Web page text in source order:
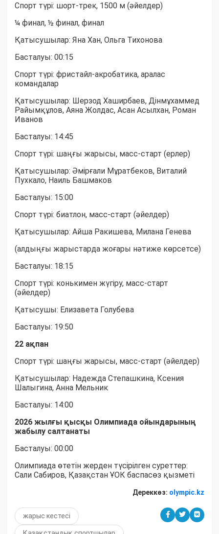
Спорт түрі: шорт-трек, 1500 м (әйелдер)
¼ финал, ½ финал, финал
Қатысушылар: Яна Хан, Ольга Тихонова
Басталуы: 00:15
Спорт түрі: фристайл-акробатика, аралас
командалар
Қатысушылар: Шерзод Хаширбаев, Дінмұхаммед
Райымқұлов, Аяна Жолдас, Асан Асылхан, Роман
Иванов
Басталуы: 14:45
Спорт түрі: шаңғы жарысы, масс-старт (ерлер)
Қатысушылар: Әмірғали Мұратбеков, Виталий
Пухкало, Наиль Башмаков
Басталуы: 15:00
Спорт түрі: биатлон, масс-старт (әйелдер)
Қатысушылар: Айша Ракишева, Милана Генева
(алдыңғы жарыстарда жоғары нәтиже көрсетсе)
Басталуы: 18:15
Спорт түрі: конькимен жүгіру, масс-старт
(әйелдер)
Қатысушы: Елизавета Голубева
Басталуы: 19:50
22 ақпан
Спорт түрі: шаңғы жарысы, масс-старт (әйелдер)
Қатысушылар: Надежда Степашкина, Ксения
Шалыгина, Анна Мельник
Басталуы: 14:00
2026 жылғы қысқы Олимпиада ойындарының
жабылу салтанаты
Басталуы: 00:00
Олимпиада өтетін жерден түсірілген суреттер:
Сали Сабиров, Қазақстан ҰОК баспасөз қызметі
Дереккөз: olympic.kz
жарыс кестесі